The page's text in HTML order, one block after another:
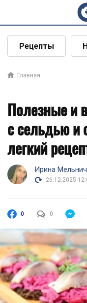
Рецепты
Главная
Полезные и
с сельдью и
легкий
Ирина
26.12.2025
0 0